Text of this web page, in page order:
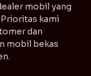
mobil yang
kami
dan
mobil bekas